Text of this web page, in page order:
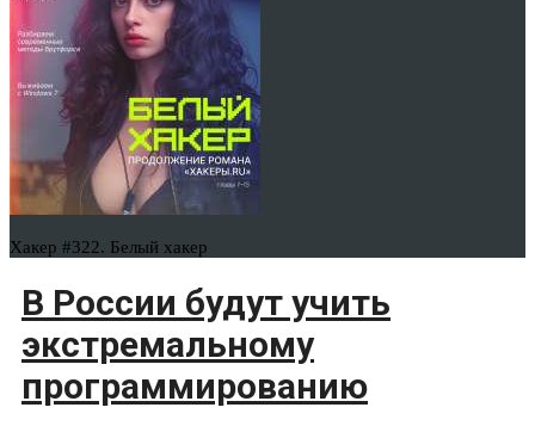
Хакер #322. Белый хакер
В России будут учить
экстремальному
программированию